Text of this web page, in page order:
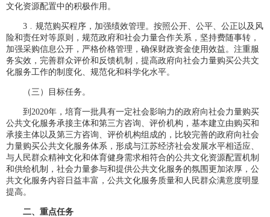
文化资源配置中的积极作用。
3﹒规范购买程序，加强绩效管理。按照公开、公平、公正以及风
险和责任对等原则，规范政府和社会力量合作关系，坚持费随事转，
加强采购信息公开，严格价格管理，确保财政资金使用效益。注重服
务实效，完善群众评价和反馈机制，提高政府向社会力量购买公共文
化服务工作的制度化、规范化和科学化水平。
（三）目标任务。
到2020年，培育一批具有一定社会影响力的政府向社会力量购买
公共文化服务承接主体和第三方咨询、评价机构，基本建立由购买和
承接主体以及第三方咨询、评价机构组成的，比较完善的政府向社会
力量购买公共文化服务体系，形成与江苏经济社会发展水平相适应、
与人民群众精神文化和体育健身需求相符合的公共文化资源配置机制
和供给机制，社会力量参与和提供公共文化服务的氛围更加浓厚，公
共文化服务内容日益丰富，公共文化服务质量和人民群众满意度明显
提高。
二、重点任务